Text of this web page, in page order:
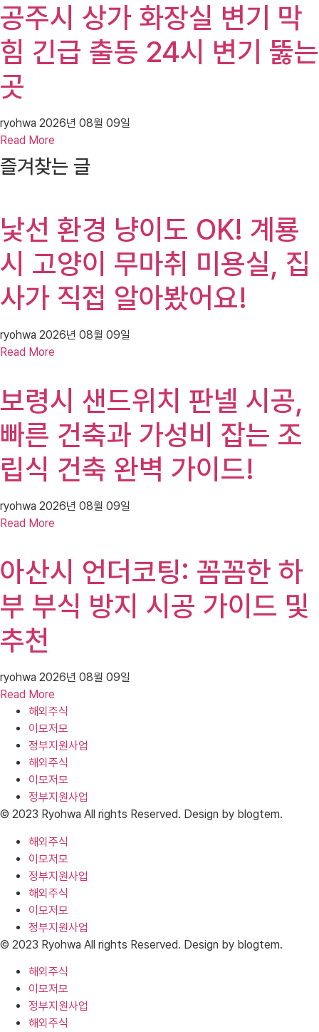
공주시 상가 화장실 변기 막
힘 긴급 출동 24시 변기 뚫는
곳
ryohwa 2026년 08월 09일
Read More
즐겨찾는 글
낯선 환경 냥이도 OK! 계룡
시 고양이 무마취 미용실, 집
사가 직접 알아봤어요!
ryohwa 2026년 08월 09일
Read More
보령시 샌드위치 판넬 시공,
빠른 건축과 가성비 잡는 조
립식 건축 완벽 가이드!
ryohwa 2026년 08월 09일
Read More
아산시 언더코팅: 꼼꼼한 하
부 부식 방지 시공 가이드 및
추천
ryohwa 2026년 08월 09일
Read More
해외주식
이모저모
정부지원사업
해외주식
이모저모
정부지원사업
© 2023 Ryohwa All rights Reserved. Design by blogtem.
해외주식
이모저모
정부지원사업
해외주식
이모저모
정부지원사업
© 2023 Ryohwa All rights Reserved. Design by blogtem.
해외주식
이모저모
정부지원사업
해외주식